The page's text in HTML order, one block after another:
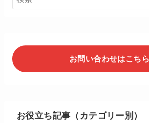
お問い合わせはこちら
お役立ち記事（カテゴリー別）